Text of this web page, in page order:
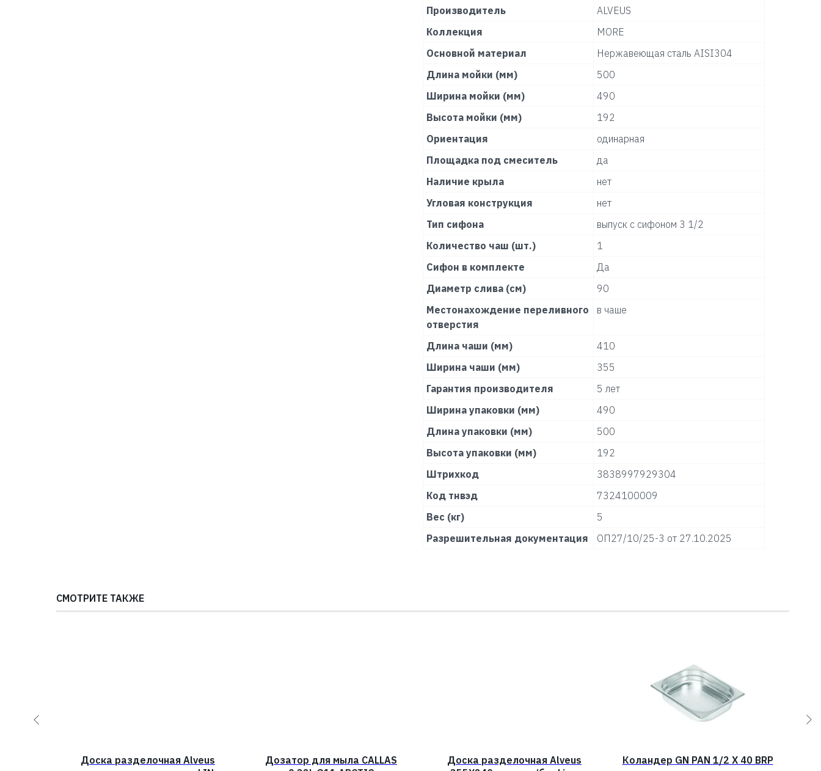
Производитель
ALVEUS
Коллекция
MORE
Основной материал
Нержавеющая сталь AISI304
Длина мойки (мм)
500
Ширина мойки (мм)
490
Высота мойки (мм)
192
Ориентация
одинарная
Площадка под смеситель
да
Наличие крыла
нет
Угловая конструкция
нет
Тип сифона
выпуск с сифоном 3 1/2
Количество чаш (шт.)
1
Сифон в комплекте
Да
Диаметр слива (см)
90
Местонахождение переливного
отверстия
в чаше
Длина чаши (мм)
410
Ширина чаши (мм)
355
Гарантия производителя
5 лет
Ширина упаковки (мм)
490
Длина упаковки (мм)
500
Высота упаковки (мм)
192
Штрихкод
3838997929304
Код тнвэд
7324100009
Вес (кг)
5
Разрешительная документация
ОП27/10/25-3 от 27.10.2025
СМОТРИТЕ ТАКЖЕ
Доска разделочная Alveus
Дозатор для мыла CALLAS
Доска разделочная Alveus
Коландер GN PAN 1/2 X 40 BRP